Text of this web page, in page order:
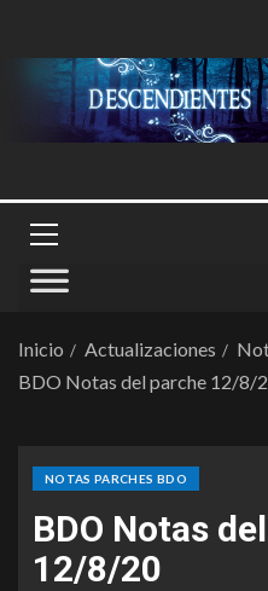
Inicio Actualizaciones
BDO Notas del parche 12/8/
NOTAS PARCHES BDO
BDO Notas
12/8/20